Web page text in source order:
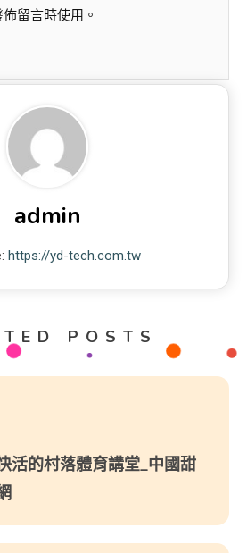
留言時使用。
admin
https://yd-tech.com.tw
POSTS
的村落體育講堂_中國甜